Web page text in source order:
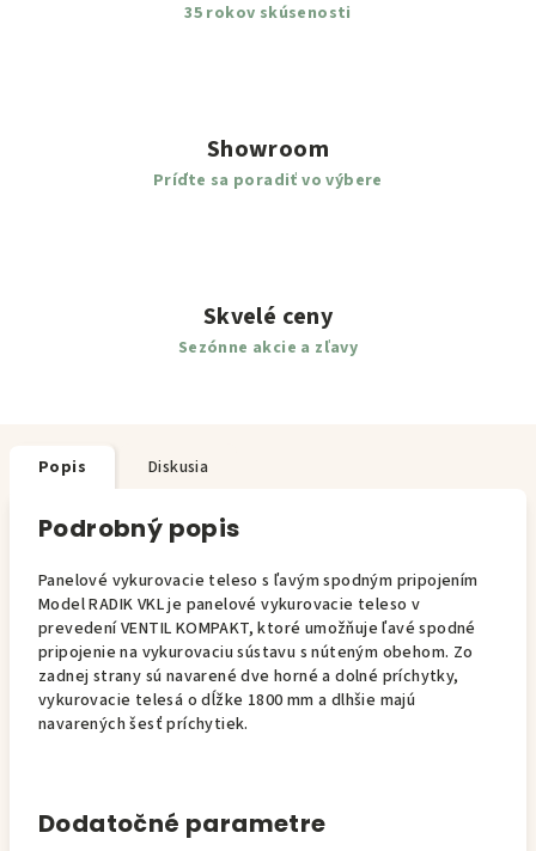
35 rokov skúsenosti
Showroom
Príďte sa poradiť vo výbere
Skvelé ceny
Sezónne akcie a zľavy
Popis Diskusia
Podrobný popis
Panelové vykurovacie teleso s ľavým spodným pripojením
Model RADIK VKL je panelové vykurovacie teleso v
prevedení VENTIL KOMPAKT, ktoré umožňuje ľavé spodné
pripojenie na vykurovaciu sústavu s núteným obehom. Zo
zadnej strany sú navarené dve horné a dolné príchytky,
vykurovacie telesá o dĺžke 1800 mm a dlhšie majú
navarených šesť príchytiek.
Dodatočné parametre